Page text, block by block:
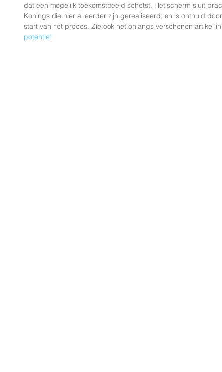
dat een mogelijk toekomstbeeld schetst. Het scherm sluit
Konings die hier al eerder zijn gerealiseerd, en is onthuld
start van het proces. Zie ook het onlangs verschenen artikel
potentie!